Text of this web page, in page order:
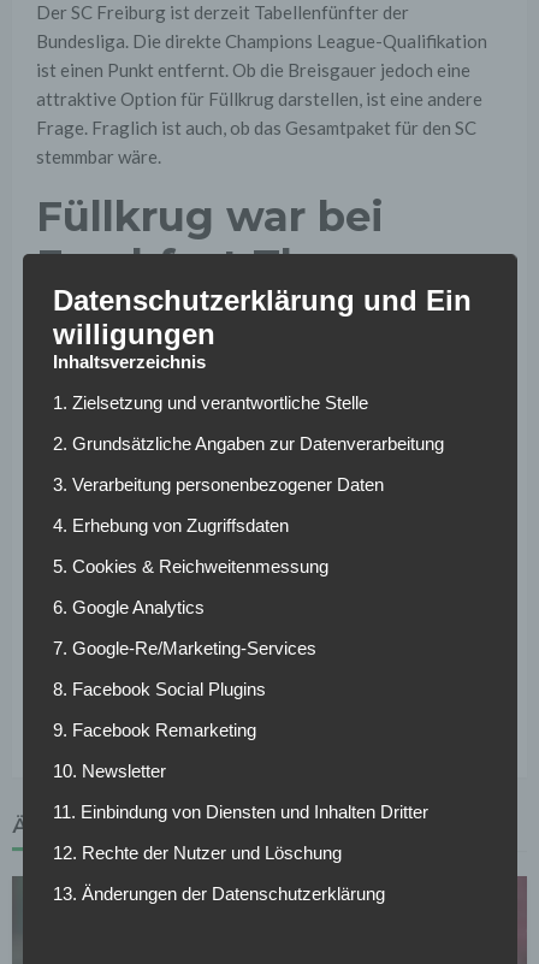
Der SC Freiburg ist derzeit Tabellenfünfter der
Bundesliga. Die direkte Champions League-Qualifikation
ist einen Punkt entfernt. Ob die Breisgauer jedoch eine
attraktive Option für Füllkrug darstellen, ist eine andere
Frage. Fraglich ist auch, ob das Gesamtpaket für den SC
stemmbar wäre.
Füllkrug war bei
Frankfurt Thema
Auch Eintracht Frankfurt soll bei dem Berater des 29-
Jährigen angefragt haben, doch das Paket aus
ersten Erkundigungen legte SGE-Manager Markus
Krösche das Thema ad acta“, so die „Sport Bild“. Füllkrug
nach rund 20 Millionen Euro) zu erfüllen.
Premier League. Mit einer Entscheidung möchte Füllkrug
aber noch warten. Der Klassenerhalt mit Werder Bremen
bleibt das vorrangige Ziel.
Weitere News und Transfergerüchte rund um den
ÄHNLICHE ARTIKEL
Datenschutzerklärung und Ein
willigungen
Inhaltsverzeichnis
1. Zielsetzung und verantwortliche Stelle
2. Grundsätzliche Angaben zur Datenverarbeitung
3. Verarbeitung personenbezogener Daten
4. Erhebung von Zugriffsdaten
5. Cookies & Reichweitenmessung
6. Google Analytics
7. Google-Re/Marketing-Services
8. Facebook Social Plugins
9. Facebook Remarketing
10. Newsletter
11. Einbindung von Diensten und Inhalten Dritter
12. Rechte der Nutzer und Löschung
13. Änderungen der Datenschutzerklärung